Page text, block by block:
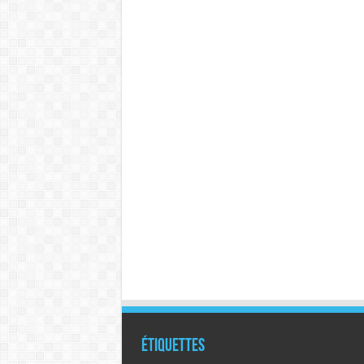
Étiquettes